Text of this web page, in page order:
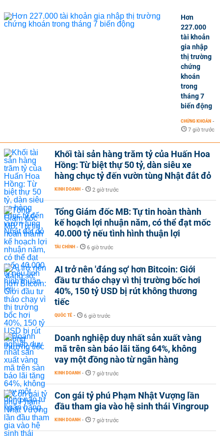
Hơn
227.000
tài khoản
gia nhập
thị trường
chứng
khoán
trong
tháng 7
biến động
CHỨNG KHOÁN -
7 giờ trước
Khối tài sản hàng trăm tỷ của Huấn Hoa
Hồng: Từ biệt thự 50 tỷ, dàn siêu xe
hàng chục tỷ đến vườn tùng Nhật đắt đỏ
KINH DOANH - 2 giờ trước
Tổng Giám đốc MB: Tự tin hoàn thành
kế hoạch lợi nhuận năm, có thể đạt mốc
40.000 tỷ nếu tình hình thuận lợi
TÀI CHÍNH - 6 giờ trước
AI trở nên 'đáng sợ' hơn Bitcoin: Giới
đầu tư tháo chạy vì thị trường bốc hơi
40%, 150 tỷ USD bị rút không thương
tiếc
QUỐC TẾ - 6 giờ trước
Doanh nghiệp duy nhất sản xuất vàng
mã trên sàn báo lãi tăng 64%, không
vay một đồng nào từ ngân hàng
KINH DOANH - 7 giờ trước
Con gái tỷ phú Phạm Nhật Vượng lần
đầu tham gia vào hệ sinh thái Vingroup
KINH DOANH - 7 giờ trước